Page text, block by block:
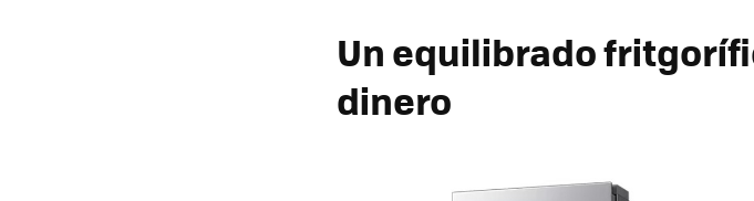
Un equilibrado
dinero